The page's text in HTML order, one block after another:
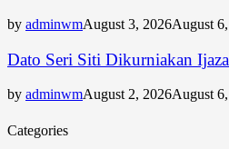
by adminwmAugust 3, 2026August
Dato Seri Siti Dikurniakan
by adminwmAugust 2, 2026August
Categories